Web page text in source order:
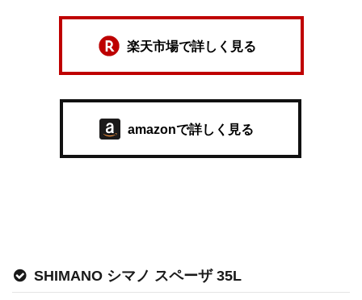
楽天市場で詳しく見る
amazonで詳しく見る
SHIMANO シマノ スペーザ 35L